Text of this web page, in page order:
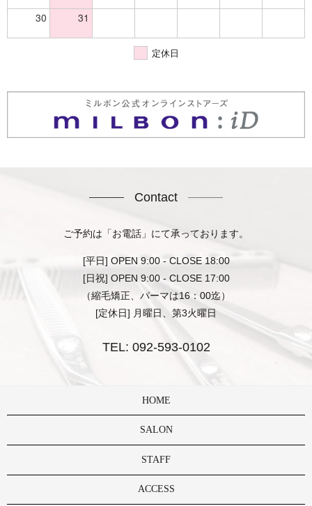
30 31
定休日
Contact
ご予約は「お電話」にて承っております。
[平日] OPEN 9:00 - CLOSE 18:00
[日祝] OPEN 9:00 - CLOSE 17:00
（縮毛矯正、パーマは16：00迄）
[定休日] 月曜日、第3火曜日
TEL: 092-593-0102
HOME
SALON
STAFF
ACCESS